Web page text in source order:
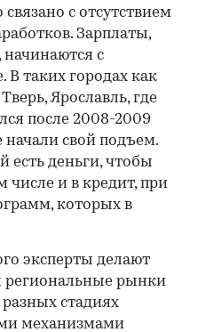
с отсутствием
Зарплаты,
с
таких городах как
Ярославль, где
после 2008-2009
свой подъем.
есть деньги, чтобы
числе и в кредит, при
которых в
эксперты делают
региональные рынки
стадиях
механизмами